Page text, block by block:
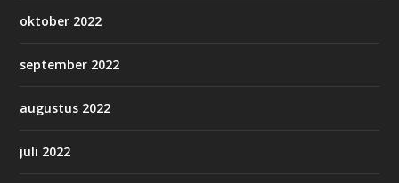
oktober 2022
september 2022
augustus 2022
juli 2022